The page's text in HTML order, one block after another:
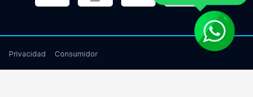
Privacidad Consumidor